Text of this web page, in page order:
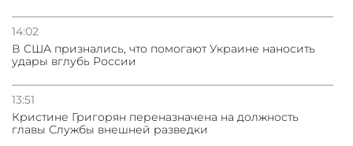
14:02
В США признались, что помогают Украине наносить
удары вглубь России
13:51
Кристине Григорян переназначена на должность
главы Службы внешней разведки